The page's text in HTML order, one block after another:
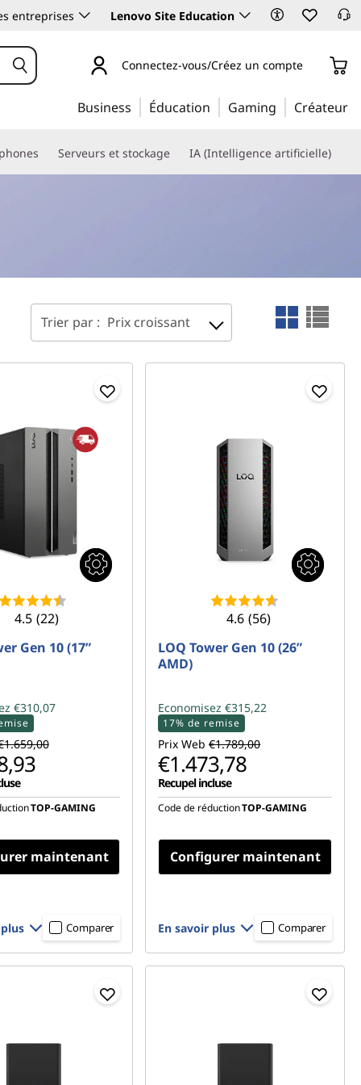
entreprises Lenovo Site Education
Connectez-vous/Créez un compte
Business Éducation Gaming Créateur
Serveurs et stockage IA (Intelligence artificielle)
Trier par : Prix croissant
4.5 (22)
Gen 10 (17”
€310,07
TOP-GAMING
maintenant
Comparer
4.6 (56)
LOQ Tower Gen 10 (26”
AMD)
Economisez €315,22
17% de remise
Prix Web €1.789,00
€1.473,78
Recupel incluse
Code de réductionTOP-GAMING
Configurer maintenant
En savoir plus Comparer